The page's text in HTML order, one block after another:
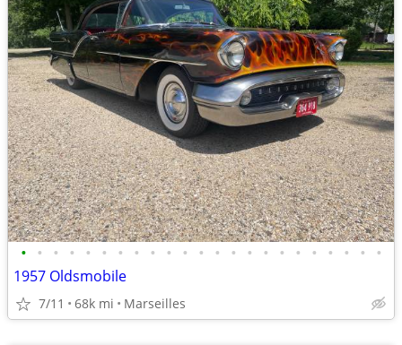
• • • • • • • • • • • • • • • • • • • • • • •
1957 Oldsmobile
7/11 68k mi Marseilles